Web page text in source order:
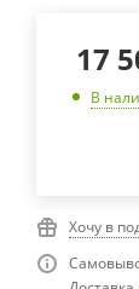
17
В
Хочу в